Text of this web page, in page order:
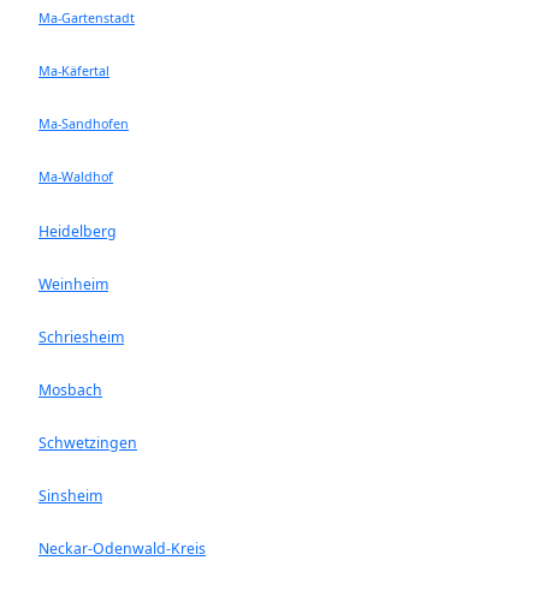
Ma-Gartenstadt
Ma-Käfertal
Ma-Sandhofen
Ma-Waldhof
Heidelberg
Weinheim
Schriesheim
Mosbach
Schwetzingen
Sinsheim
Neckar-Odenwald-Kreis